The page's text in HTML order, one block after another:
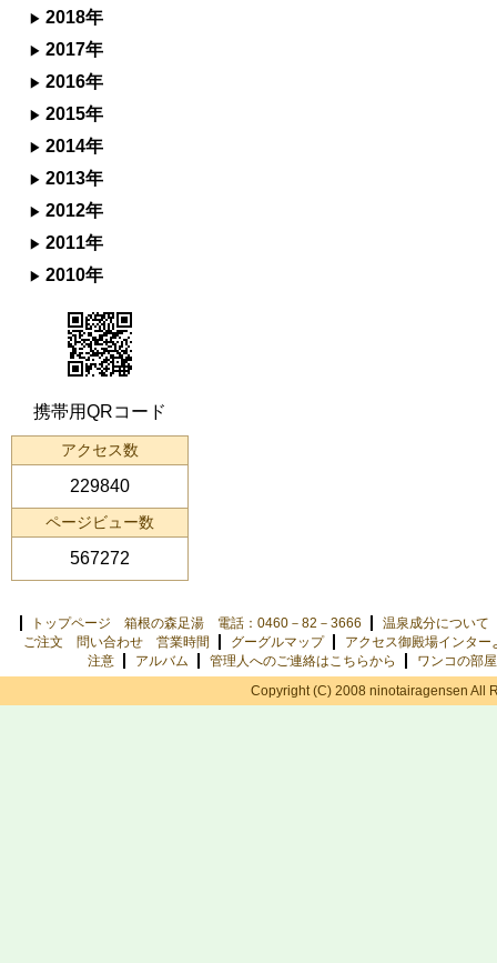
2018年
2017年
2016年
2015年
2014年
2013年
2012年
2011年
2010年
携帯用QRコード
アクセス数
229840
ページビュー数
567272
トップページ 箱根の森足湯 電話：0460－82－3666
温泉成分について
ご注文 問い合わせ 営業時間
グーグルマップ
アクセス御殿場インター
注意
アルバム 管理人へのご連絡はこちらから
ワンコの部屋
Copyright (C) 2008 ninotairagensen All